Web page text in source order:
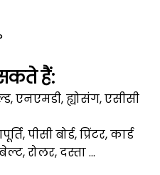
हैं:
एनएमडी, ह्योसंग, एसीसी
पीसी बोर्ड, प्रिंटर, कार्ड
रोलर, दस्ता ...